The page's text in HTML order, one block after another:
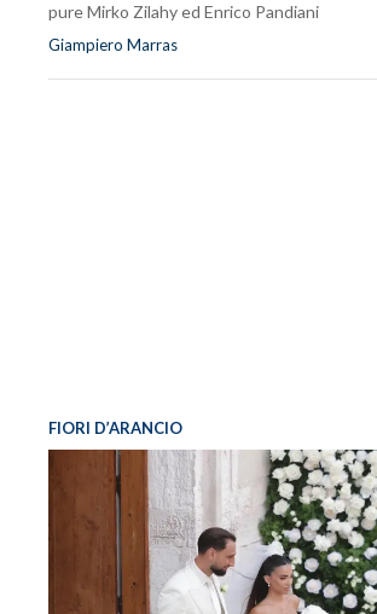
pure Mirko Zilahy ed Enrico Pandiani
Giampiero Marras
FIORI D’ARANCIO